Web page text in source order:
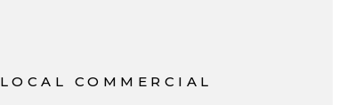
LOCAL COMMERCIAL